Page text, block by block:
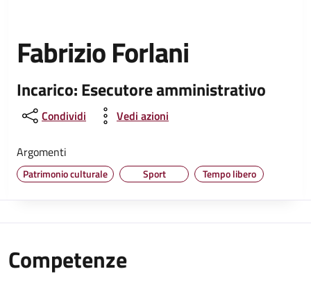
Fabrizio Forlani
Incarico: Esecutore amministrativo
Condividi Vedi azioni
Argomenti
Patrimonio culturale Sport Tempo libero
Competenze